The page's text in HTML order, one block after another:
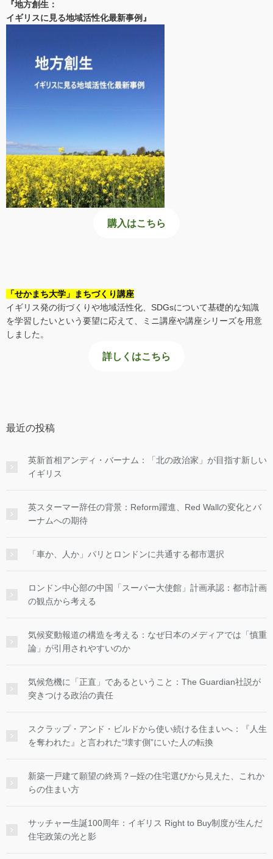
『地方創生：
イギリスに見る地域活性化最新事例』
購入はこちら
「せかまち大学」まちづくり講座
イギリス発の街づくりや地域活性化、SDGsについて基礎的な知識
を学習したいという要望に応えて、ミニ講座や講座シリーズを用意
しました。
詳しくはこちら
最近の投稿
英新首相アンディ・バーナム：「北の政治家」が目指す新しい
イギリス
英スターマー辞任の背景：Reform躍進、Red Wallの変化とバ
ーナムへの期待
「車か、人か」パリとロンドンに共通する都市選択
ロンドン中心部の中国「スーパー大使館」計画承認：都市計画
の観点から考える
気候変動報道の構造を考える：なぜ日本のメディアでは「慎重
論」が引用されやすいのか
気候危機に「正直」であるということ：The Guardian社説が
突きつける政治の責任
スクラップ・アンド・ビルドから使い続ける住まいへ：『人生
を奪われた』と言われた“壊す側”にいた人の転換
新築一戸建て願望の終焉？─姪の住宅選びから見えた、これか
らの住まい方
サッチャー生誕100周年：イギリス Right to Buy制度が生んだ
住宅政策の光と影